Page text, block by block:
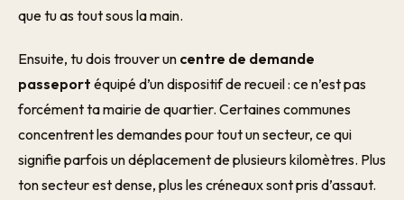
que tu as tout sous la main.
Ensuite, tu dois trouver un centre de demande
passeport équipé d’un dispositif de recueil : ce n’est pas
forcément ta mairie de quartier. Certaines communes
concentrent les demandes pour tout un secteur, ce qui
signifie parfois un déplacement de plusieurs kilomètres. Plus
ton secteur est dense, plus les créneaux sont pris d’assaut.